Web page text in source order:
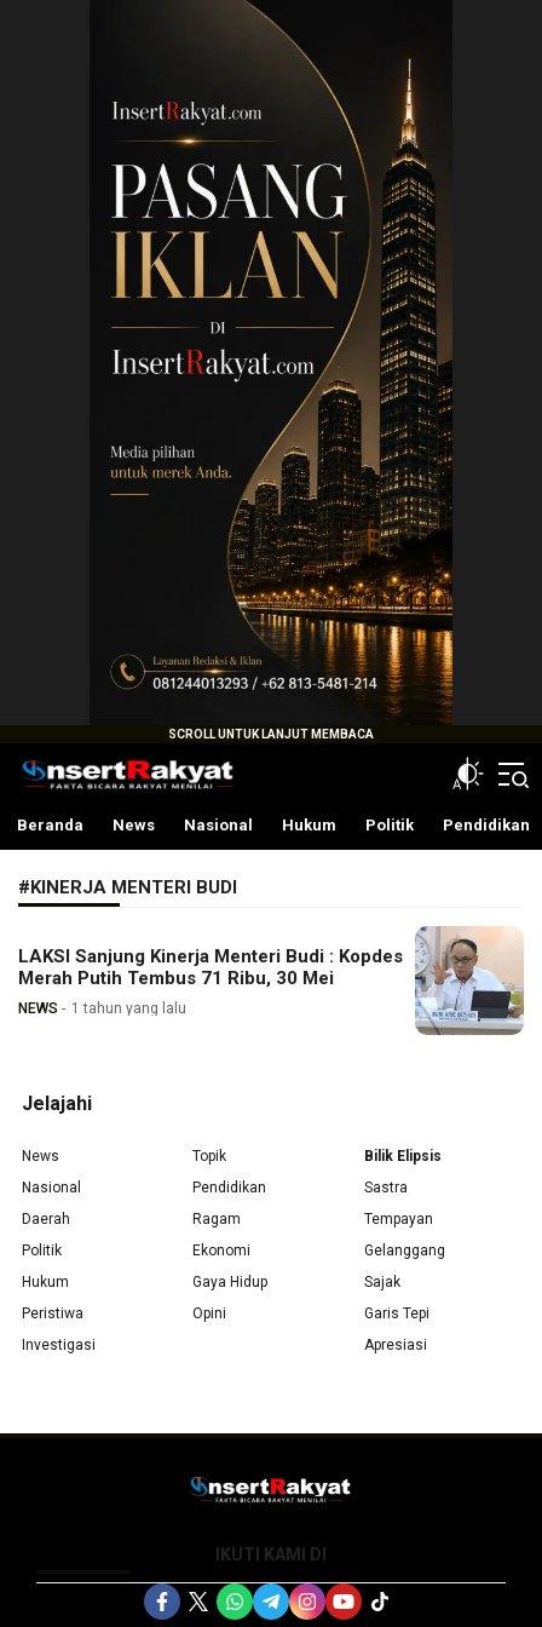
InsertRakyat.com
Fakta Bicara Rakyat Menilai
Beranda News Nasional Hukum Politik Pendidikan
#KINERJA MENTERI BUDI
LAKSI Sanjung Kinerja Menteri Budi : Kopdes
Merah Putih Tembus 71 Ribu, 30 Mei
NEWS 1 tahun yang lalu
Jelajahi
News
Nasional
Daerah
Politik
Hukum
Peristiwa
Investigasi
Topik
Pendidikan
Ragam
Ekonomi
Gaya Hidup
Opini
Bilik Elipsis
Sastra
Tempayan
Gelanggang
Sajak
Garis Tepi
Apresiasi
IKUTI KAMI DI